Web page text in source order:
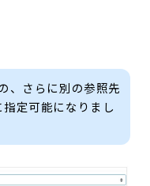
、さらに別の参照先
定可能になりまし